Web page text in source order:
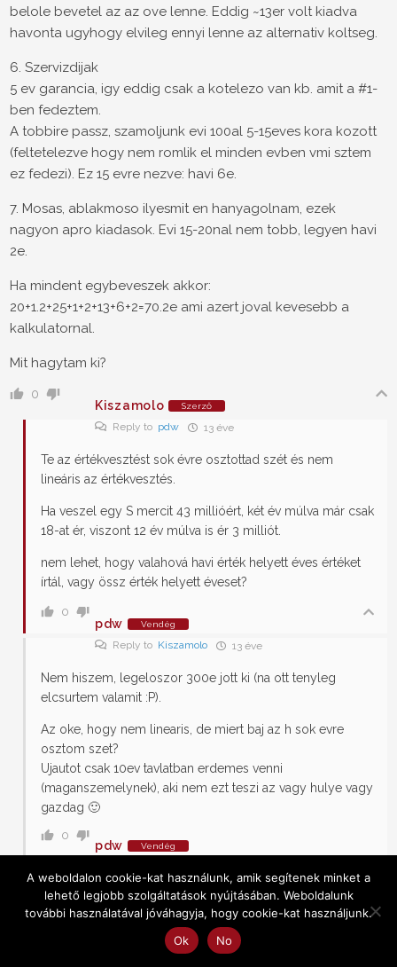
belole bevetel az az ove lenne. Eddig ~13er volt kiadva
havonta ugyhogy elvileg ennyi lenne az alternativ koltseg.
6. Szervizdijak
5 ev garancia, igy eddig csak a kotelezo van kb. amit a #1-
ben fedeztem.
A tobbire passz, szamoljunk evi 100al 5-15eves kora kozott
(feltetelezve hogy nem romlik el minden evben vmi sztem
ez fedezi). Ez 15 evre nezve: havi 6e.
7. Mosas, ablakmoso ilyesmit en hanyagolnam, ezek
nagyon apro kiadasok. Evi 15-20nal nem tobb, legyen havi
2e.
Ha mindent egybeveszek akkor:
20+1.2+25+1+2+13+6+2=70.2e ami azert joval kevesebb a
kalkulatornal.
Mit hagytam ki?
0
Kiszamolo
Szerző
Reply to pdw 13 éve
Te az értékvesztést sok évre osztottad szét és nem
lineáris az értékvesztés.
Ha veszel egy S mercit 43 millióért, két év múlva már csak
18-at ér, viszont 12 év múlva is ér 3 milliót.
nem lehet, hogy valahová havi érték helyett éves értéket
írtál, vagy össz érték helyett éveset?
0
pdw Vendég
Reply to Kiszamolo 13 éve
Nem hiszem, legeloszor 300e jott ki (na ott tenyleg
elcsurtem valamit :P).
Az oke, hogy nem linearis, de miert baj az h sok evre
osztom szet?
Ujautot csak 10ev tavlatban erdemes venni
(maganszemelynek), aki nem ezt teszi az vagy hulye vagy
gazdag 🙂
0
pdw Vendég
Amugy ne erts felre nem kritizalni akartam a kalkulatort,
mert tokjo, csak van egy jopar tenyezo ami teljesen
egyenfuggo a koltsegekben es nehez lekepezni egy-egy
A weboldalon cookie-kat használunk, amik segítenek minket a
lehető legjobb szolgáltatások nyújtásában. Weboldalunk
további használatával jóváhagyja, hogy cookie-kat használjunk.
Ok
No